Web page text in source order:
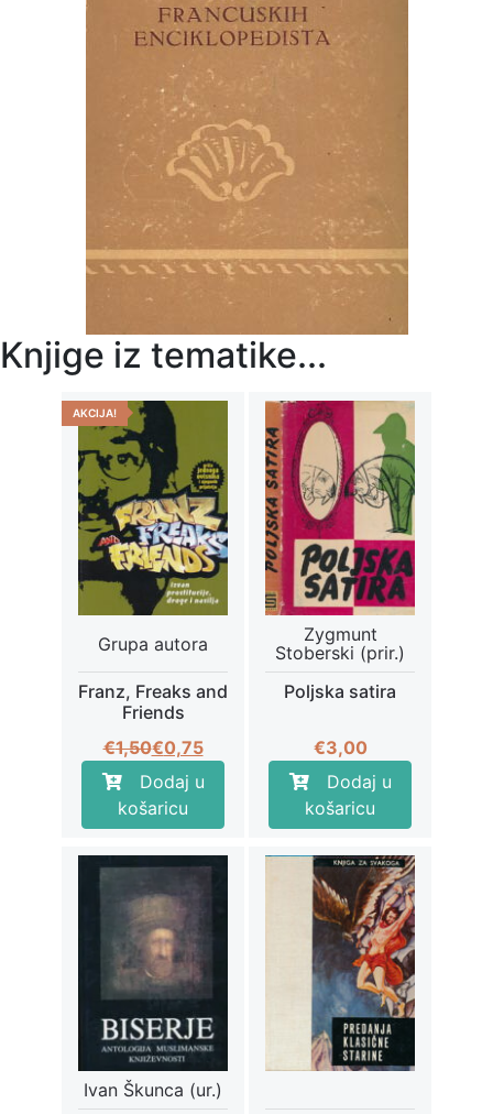
Knjige iz tematike...
AKCIJA!
Grupa autora
Franz, Freaks and
Friends
€1,50Izvorna
cijena
bila
je:
€1,50.
€0,75
Trenutna
cijena
je:
€0,75.
Dodaj u
košaricu
Zygmunt
Stoberski (prir.)
Poljska satira
€3,00
Dodaj u
košaricu
Ivan Škunca (ur.)